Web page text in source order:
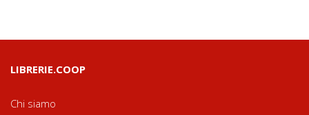
LIBRERIE.COOP
Chi siamo